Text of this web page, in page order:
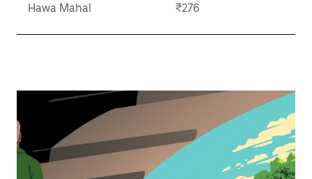
Hawa Mahal ₹276